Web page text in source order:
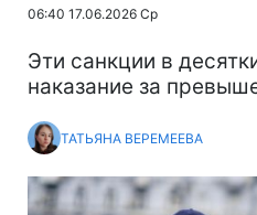
06:40 17.06.2026 Ср
Эти санкции в
наказание за
ТАТЬЯНА ВЕРЕМЕЕВА